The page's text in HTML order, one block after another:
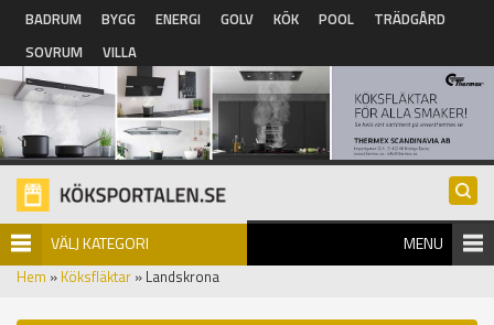
Hoppa till huvudinnehåll
BADRUM BYGG ENERGI GOLV KÖK POOL
TRÄDGÅRD
SOVRUM
VILLA
VÄLJ KATEGORI MENU
Hem » Köksfläktar » Landskrona